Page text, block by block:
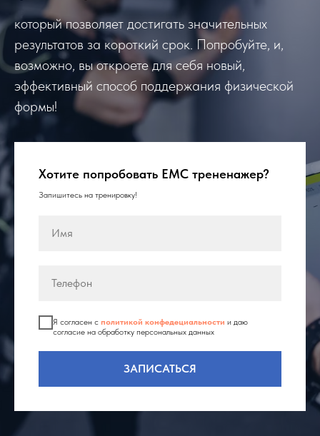
который позволяет достигать значительных
результатов за короткий срок. Попробуйте, и,
возможно, вы откроете для себя новый,
эффективный способ поддержания физической
формы!
Хотите попробовать ЕМС трененажер?
Запишитесь на тренировку!
Я согласен с политикой конфедециальности и даю
согласие на обработку персональных данных
ЗАПИСАТЬСЯ